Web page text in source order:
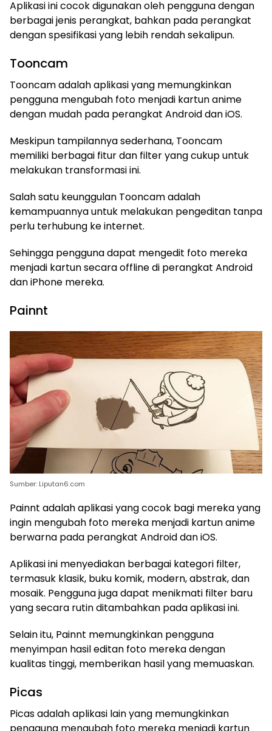
Aplikasi ini cocok digunakan oleh pengguna dengan
berbagai jenis perangkat, bahkan pada perangkat
dengan spesifikasi yang lebih rendah sekalipun.
Tooncam
Tooncam adalah aplikasi yang memungkinkan
pengguna mengubah foto menjadi kartun anime
dengan mudah pada perangkat Android dan iOS.
Meskipun tampilannya sederhana, Tooncam
memiliki berbagai fitur dan filter yang cukup untuk
melakukan transformasi ini.
Salah satu keunggulan Tooncam adalah
kemampuannya untuk melakukan pengeditan tanpa
perlu terhubung ke internet.
Sehingga pengguna dapat mengedit foto mereka
menjadi kartun secara offline di perangkat Android
dan iPhone mereka.
Painnt
Sumber: Liputan6.com
Painnt adalah aplikasi yang cocok bagi mereka yang
ingin mengubah foto mereka menjadi kartun anime
berwarna pada perangkat Android dan iOS.
Aplikasi ini menyediakan berbagai kategori filter,
termasuk klasik, buku komik, modern, abstrak, dan
mosaik. Pengguna juga dapat menikmati filter baru
yang secara rutin ditambahkan pada aplikasi ini.
Selain itu, Painnt memungkinkan pengguna
menyimpan hasil editan foto mereka dengan
kualitas tinggi, memberikan hasil yang memuaskan.
Picas
Picas adalah aplikasi lain yang memungkinkan
pengguna mengubah foto mereka menjadi kartun